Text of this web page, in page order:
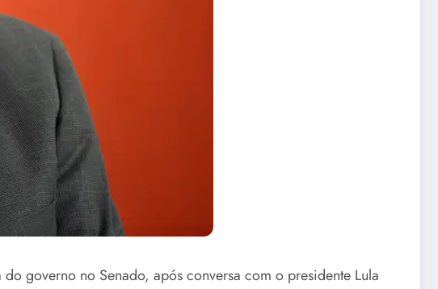
governo no Senado, após conversa com o presidente Lula